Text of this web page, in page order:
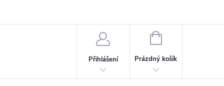
Přihlášení
NÁKUPNÍ
Prázdný košík